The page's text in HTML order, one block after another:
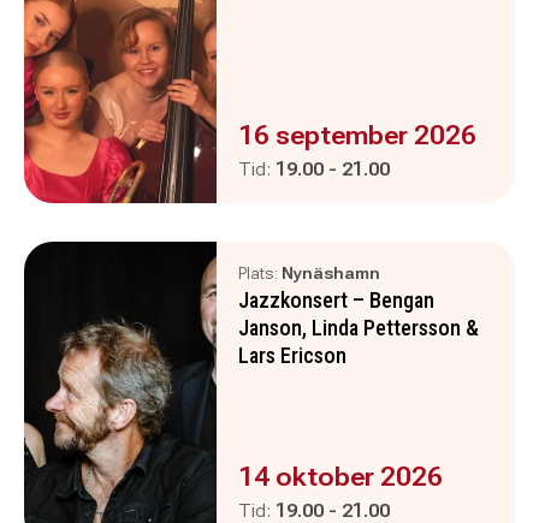
Evenemanget är :
16 september 2026
Tid: Pågår mellan
19.00 - och
21.00
Plats: Nynäshamn
Jazzkonsert – Bengan
Janson, Linda Pettersson &
Lars Ericson
Evenemanget är :
14 oktober 2026
Tid: Pågår mellan
19.00 - och
21.00